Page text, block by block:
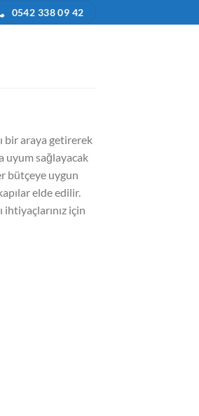
0542 338 09 42
bir araya getirerek
uyum sağlayacak
bütçeye uygun
elde edilir.
için